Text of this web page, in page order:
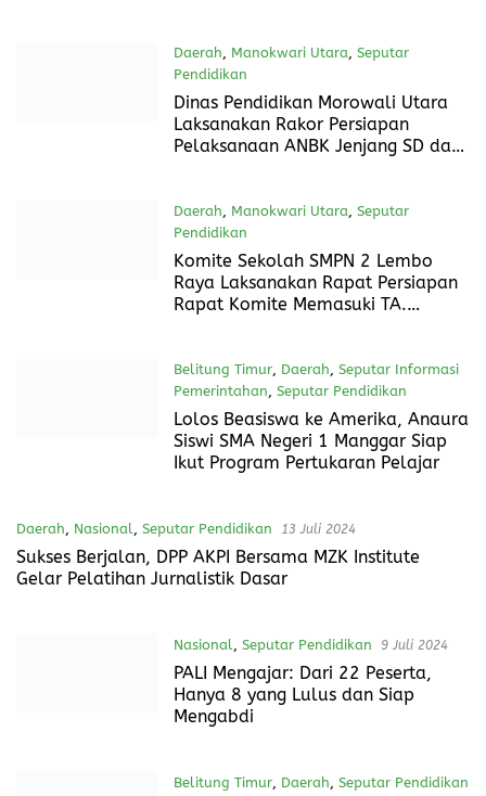
Daerah, Manokwari Utara, Nasional
Seputar Pendidikan
29 Juli 2024
Gudep SMPN 2 Lembo Raya
Laksanakan Perkemahan Pramuka
Dalam Pelantikan Pindah Golongan
Manokwari Utara,Nasional,Seputar
Pendidikan
27 Juli 2024
Komite Sekolah SMPN 2 Lembo
Raya Laksanakan Rapat Komite
Dalam Pemilihan Pengurus Baru
Daerah, Manokwari Utara,Seputar
Pendidikan
26 Juli 2024
Dinas Pendidikan Morowali Utara
Laksanakan Rakor Persiapan
Pelaksanaan ANBK Jenjang SD dan
Daerah,Manokwari Utara,
Pendidikan
26 Juli 2024
Komite Sekolah SMPN 2 Lembo
2024/2025
Belitung Timur Daerah
Seputar Informasi
Pemerintahan
Seputar Pendidikan
Ikut Program Pertukaran Pelajar